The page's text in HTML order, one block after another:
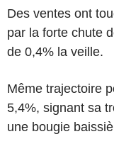
Des ventes ont
par la forte chute
de 0,4% la veille.
Même trajectoire
5,4%, signant sa
une bougie